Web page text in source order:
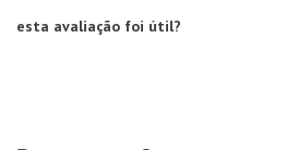
esta avaliação foi útil?